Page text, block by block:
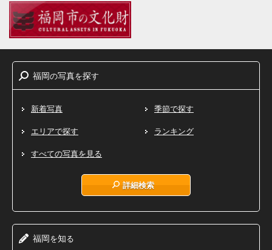
福岡の写真を探す
新着写真 季節で探す
エリアで探す ランキング
すべての写真を見る
詳細検索
福岡を知る